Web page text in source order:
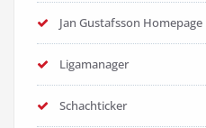
Jan Gustafsson Homepage
Ligamanager
Schachticker